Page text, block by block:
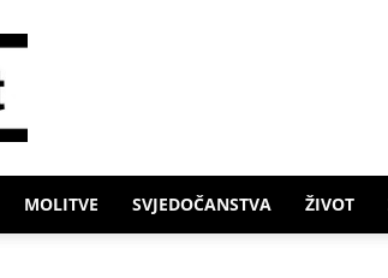
MOLITVE SVJEDOČANSTVA ŽIVOT